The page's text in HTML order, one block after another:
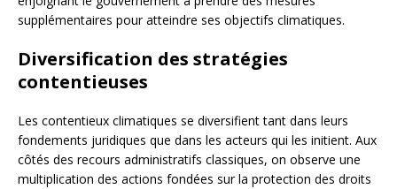
supplémentaires pour atteindre ses objectifs climatiques.
Diversification des stratégies
contentieuses
Les contentieux climatiques se diversifient tant dans leurs
fondements juridiques que dans les acteurs qui les initient. Aux
côtés des recours administratifs classiques, on observe une
multiplication des actions fondées sur la protection des droits